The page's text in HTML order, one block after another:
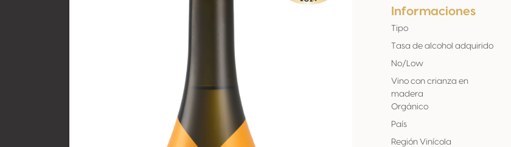
Informaciones
Tipo
Tasa de alcohol adquirido
No/Low
Vino con crianza en
madera
Orgánico
País
Región Vinícola